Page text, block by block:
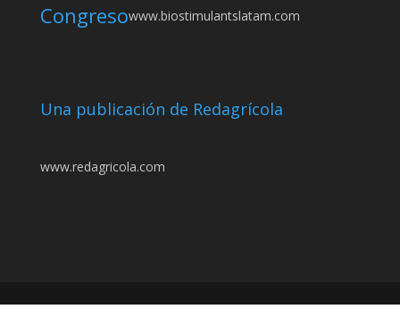
Congresowww.biostimulantslatam.com
Una publicación de Redagrícola
www.redagricola.com